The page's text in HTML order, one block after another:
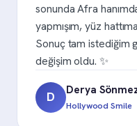
sonunda Afra
yapmışım, yüz
Sonuç tam istediğim
değişim oldu. ✨
D Derya
Hollywood Smile